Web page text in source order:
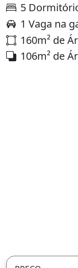
5
1 Vaga na
160m² de
106m² de